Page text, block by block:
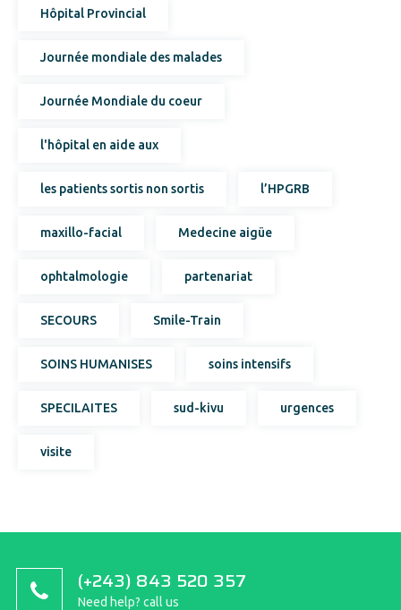
Hôpital Provincial
Journée mondiale des malades
Journée Mondiale du coeur
l'hôpital en aide aux
les patients sortis non sortis l’HPGRB
maxillo-facial Medecine aigüe
ophtalmologie partenariat
SECOURS Smile-Train
SOINS HUMANISES soins intensifs
SPECILAITES sud-kivu urgences
visite
(+243) 843 520 357
Need help? call us